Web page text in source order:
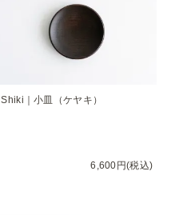
Shiki｜小皿（ケヤキ）
6,600円(税込)